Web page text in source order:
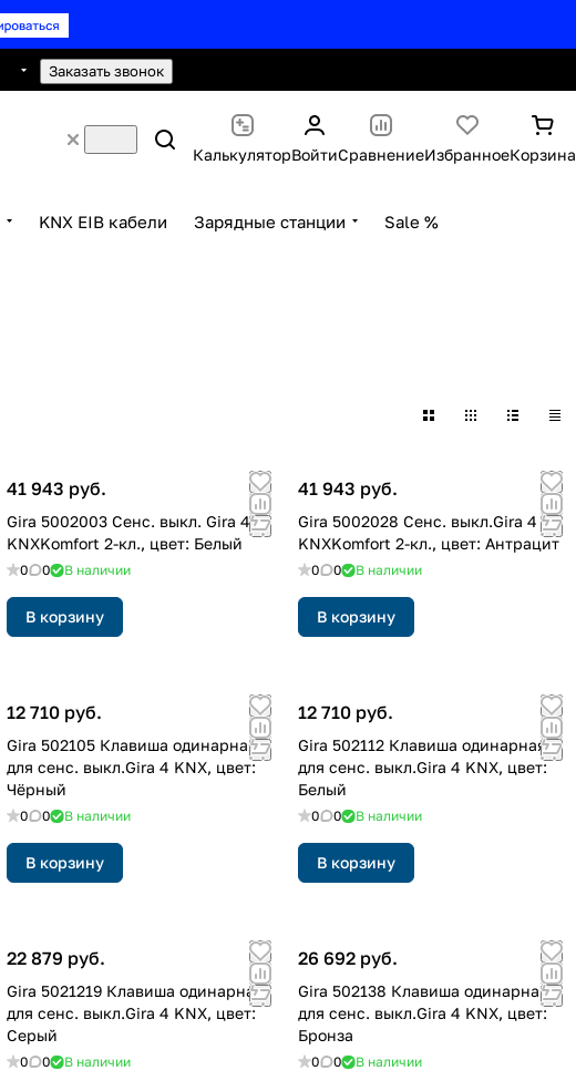
Заказать звонок
КалькуляторВойтиСравнениеИзбранноеКорзина
KNX EIB кабели Зарядные станции Sale %
41 943 руб.
Gira 5002003 Cенс. выкл. Gira 4
KNXKomfort 2-кл., цвет: Белый
0 0 В наличии
В корзину
41 943 руб.
Gira 5002028 Cенс. выкл.Gira 4
KNXKomfort 2-кл., цвет: Антрацит
0 0 В наличии
В корзину
12 710 руб.
Gira 502105 Клавиша одинарная
для сенс. выкл.Gira 4 KNX, цвет:
Чёрный
0 0 В наличии
В корзину
12 710 руб.
Gira 502112 Клавиша одинарная
для сенс. выкл.Gira 4 KNX, цвет:
Белый
0 0 В наличии
В корзину
22 879 руб.
Gira 5021219 Клавиша одинарная
для сенс. выкл.Gira 4 KNX, цвет:
Серый
0 0 В наличии
26 692 руб.
Gira 502138 Клавиша одинарная
для сенс. выкл.Gira 4 KNX, цвет:
Бронза
0 0 В наличии